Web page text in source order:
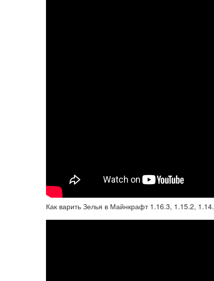
Как варить Зелья в Майнкрафт 1.16.3, 1.15.2,